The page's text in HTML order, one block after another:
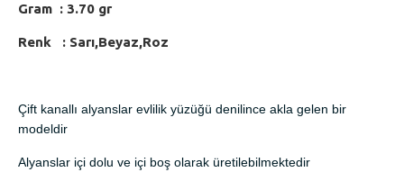
Gram : 3.70 gr
Renk : Sarı,Beyaz,Roz
Çift kanallı alyanslar evlilik yüzüğü denilince akla gelen bir
modeldir
Alyanslar içi dolu ve içi boş olarak üretilebilmektedir